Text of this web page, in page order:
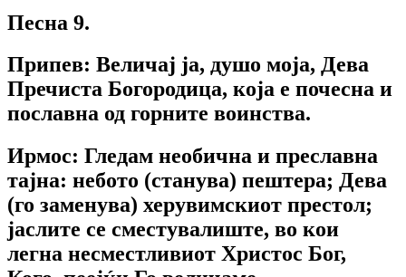
Песна 9.
Припев: Величај ја, душо моја, Дева
Пречиста Богородица, која е почесна и
пославна од горните воинства.
Ирмос: Гледам необична и преславна
тајна: небото (станува) пештера; Дева
(го заменува) херувимскиот престол;
јаслите се сместувалиште, во кои
легна несместливиот Христос Бог,